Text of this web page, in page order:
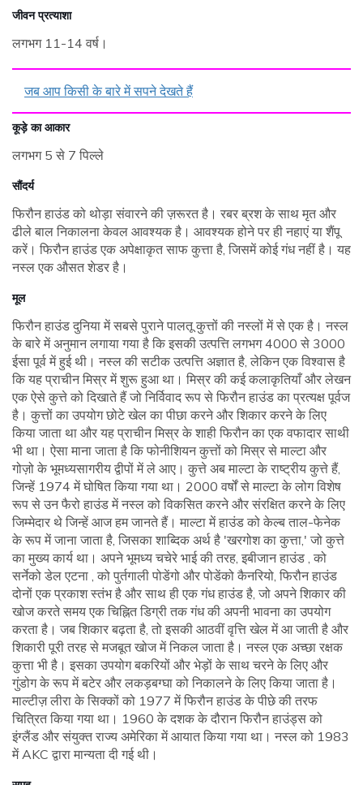
जीवन प्रत्याशा
लगभग 11-14 वर्ष।
जब आप किसी के बारे में सपने देखते हैं
कूड़े का आकार
लगभग 5 से 7 पिल्ले
सौंदर्य
फिरौन हाउंड को थोड़ा संवारने की ज़रूरत है। रबर ब्रश के साथ मृत और
ढीले बाल निकालना केवल आवश्यक है। आवश्यक होने पर ही नहाएं या शैंपू
करें। फिरौन हाउंड एक अपेक्षाकृत साफ कुत्ता है, जिसमें कोई गंध नहीं है। यह
नस्ल एक औसत शेडर है।
मूल
फिरौन हाउंड दुनिया में सबसे पुराने पालतू कुत्तों की नस्लों में से एक है। नस्ल
के बारे में अनुमान लगाया गया है कि इसकी उत्पत्ति लगभग 4000 से 3000
ईसा पूर्व में हुई थी। नस्ल की सटीक उत्पत्ति अज्ञात है, लेकिन एक विश्वास है
कि यह प्राचीन मिस्र में शुरू हुआ था। मिस्र की कई कलाकृतियाँ और लेखन
एक ऐसे कुत्ते को दिखाते हैं जो निर्विवाद रूप से फिरौन हाउंड का प्रत्यक्ष पूर्वज
है। कुत्तों का उपयोग छोटे खेल का पीछा करने और शिकार करने के लिए
किया जाता था और यह प्राचीन मिस्र के शाही फिरौन का एक वफादार साथी
भी था। ऐसा माना जाता है कि फोनीशियन कुत्तों को मिस्र से माल्टा और
गोज़ो के भूमध्यसागरीय द्वीपों में ले आए। कुत्ते अब माल्टा के राष्ट्रीय कुत्ते हैं,
जिन्हें 1974 में घोषित किया गया था। 2000 वर्षों से माल्टा के लोग विशेष
रूप से उन फैरो हाउंड में नस्ल को विकसित करने और संरक्षित करने के लिए
जिम्मेदार थे जिन्हें आज हम जानते हैं। माल्टा में हाउंड को केल्ब ताल-फेनेक
के रूप में जाना जाता है, जिसका शाब्दिक अर्थ है 'खरगोश का कुत्ता,' जो कुत्ते
का मुख्य कार्य था। अपने भूमध्य चचेरे भाई की तरह, इबीजान हाउंड , को
सर्नेको डेल एटना , को पुर्तगाली पोडेंगो और पोडेंको कैनरियो, फिरौन हाउंड
दोनों एक प्रकाश स्तंभ है और साथ ही एक गंध हाउंड है, जो अपने शिकार की
खोज करते समय एक चिह्नित डिग्री तक गंध की अपनी भावना का उपयोग
करता है। जब शिकार बढ़ता है, तो इसकी आठवीं वृत्ति खेल में आ जाती है और
शिकारी पूरी तरह से मजबूत खोज में निकल जाता है। नस्ल एक अच्छा रक्षक
कुत्ता भी है। इसका उपयोग बकरियों और भेड़ों के साथ चरने के लिए और
गुंडोग के रूप में बटेर और लकड़बग्घा को निकालने के लिए किया जाता है।
माल्टीज़ लीरा के सिक्कों को 1977 में फिरौन हाउंड के पीछे की तरफ
चित्रित किया गया था। 1960 के दशक के दौरान फिरौन हाउंड्स को
इंग्लैंड और संयुक्त राज्य अमेरिका में आयात किया गया था। नस्ल को 1983
में AKC द्वारा मान्यता दी गई थी।